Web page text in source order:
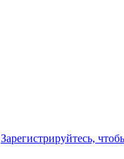
Зарегистрируйтесь,